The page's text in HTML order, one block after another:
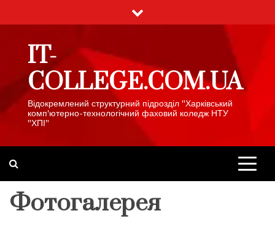
to
IT-
COLLEGE.COM.UA
Відокремлений структурний підрозділ "Харківський
комп'ютерно-технологічний фаховий коледж НТУ
"ХПІ"
Фотогалерея